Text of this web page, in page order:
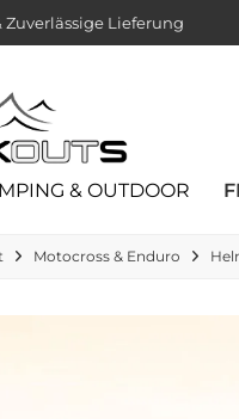
Zuverlässige Lieferung
& OUTDOOR
Motocross & Enduro